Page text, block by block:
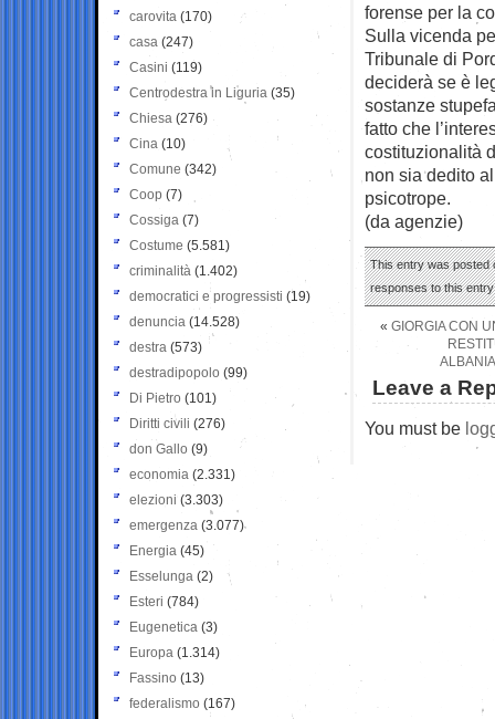
forense per la
Sulla vicenda
Tribunale di
deciderà se è
sostanze
fatto che
costituzionalità
non sia dedito
psicotrope.
(da agenzie)
This entry was posted
responses to this
« GIORGIA CON
Leave a
You must be
carovita (170)
casa (247)
Casini (119)
Centrodestra in Liguria (35)
Chiesa (276)
Cina (10)
Comune (342)
Coop (7)
Cossiga (7)
Costume (5.581)
criminalità (1.402)
democratici e progressisti (19)
denuncia (14.528)
destra (573)
destradipopolo (99)
Di Pietro (101)
Diritti civili (276)
don Gallo (9)
economia (2.331)
elezioni (3.303)
emergenza (3.077)
Energia (45)
Esselunga (2)
Esteri (784)
Eugenetica (3)
Europa (1.314)
Fassino (13)
federalismo (167)